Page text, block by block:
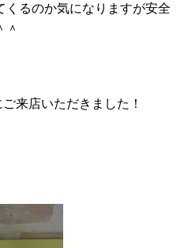
くるのか気になりますが安全
＾
来店いただきました！